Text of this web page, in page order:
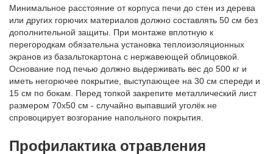
Минимальное расстояние от корпуса печи до стен из дерева
или других горючих материалов должно составлять 50 см без
дополнительной защиты. При монтаже вплотную к
перегородкам обязательна установка теплоизоляционных
экранов из базальтокартона с нержавеющей облицовкой.
Основание под печью должно выдерживать вес до 500 кг и
иметь негорючее покрытие, выступающее на 30 см спереди и
15 см по бокам. Перед топкой закрепите металлический лист
размером 70х50 см - случайно выпавший уголёк не
спровоцирует возгорание напольного покрытия.
Профилактика отравления